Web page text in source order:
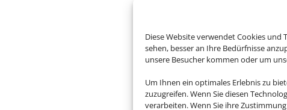
Diese Website verwendet Cookies und
sehen, besser an Ihre Bedürfnisse
unsere Besucher kommen oder um
Um Ihnen ein optimales Erlebnis zu
zuzugreifen. Wenn Sie diesen
verarbeiten. Wenn Sie ihre